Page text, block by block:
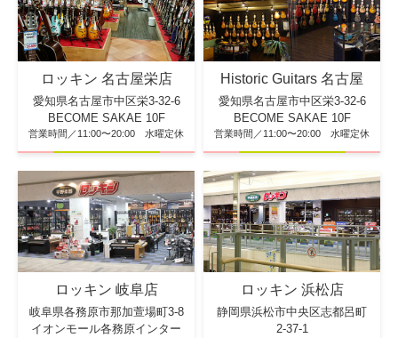
ロッキン 名古屋栄店
愛知県名古屋市中区栄3-32-6
BECOME SAKAE 10F
営業時間／11:00〜20:00 水曜定休
Historic Guitars 名古屋
愛知県名古屋市中区栄3-32-6
BECOME SAKAE 10F
営業時間／11:00〜20:00 水曜定休
ロッキン 岐阜店
岐阜県各務原市那加萱場町3-8
イオンモール各務原インター
ロッキン 浜松店
静岡県浜松市中央区志都呂町
2-37-1